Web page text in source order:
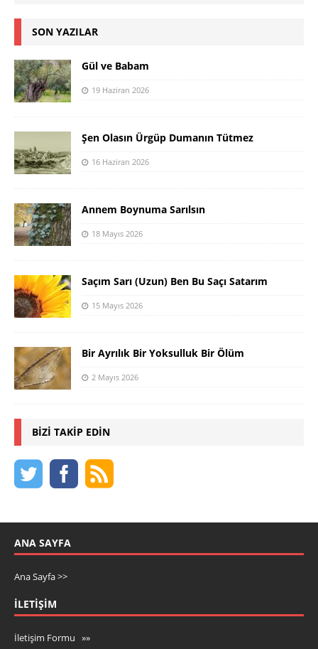
SON YAZILAR
Gül ve Babam
19 Haziran 2026
Şen Olasın Ürgüp Dumanın Tütmez
16 Haziran 2026
Annem Boynuma Sarılsın
18 Mayıs 2026
Saçım Sarı (Uzun) Ben Bu Saçı Satarım
15 Mayıs 2026
Bir Ayrılık Bir Yoksulluk Bir Ölüm
2 Mayıs 2026
BIZI TAKIP EDIN
ANA SAYFA
Ana Sayfa >>
İLETIŞIM
İletişim Formu »»